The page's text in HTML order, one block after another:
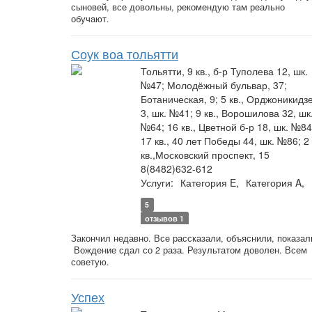
сыновей, все довольны, рекомендую там реально
обучают.
Соук воа тольятти
Тольятти, 9 кв., б-р Туполева 12, шк.
№47; Молодёжный бульвар, 37;
Ботаническая, 9; 5 кв.,
3, шк. №41; 9 кв., Ворошилова 32, шк.
№64; 16 кв., Цветной б-р 18, шк.
17 кв., 40 лет Победы 44, шк. №86; 2
кв.,Московский проспект, 15
8(8482)632-612
Услуги: Категория E, Категория A,
5
отзывов 1
Закончил недавно. Все рассказали, объяснили,
Вождение сдал со 2 раза. Результатом доволен. Всем
советую.
Успех